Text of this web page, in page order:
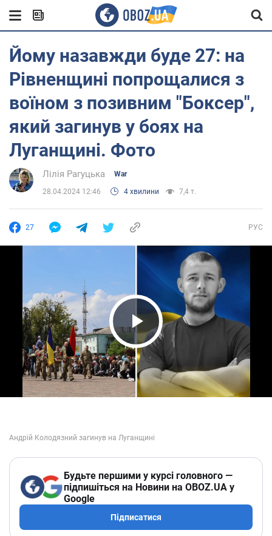
Йому назавжди буде 27: на
Рівненщині попрощалися з
воїном з позивним "Боксер",
який загинув у боях на
Луганщині. Фото
Лілія Рагуцька War
28.04.2024 12:46 4 хвилини 7,4 т.
27 РУС
Play Video
Будьте першими у курсі головного —
підпишіться на Новини на OBOZ.UA у
Google
Підписатися